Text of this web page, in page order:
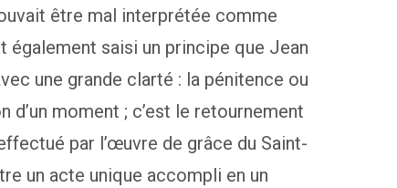
être mal interprétée comme
également saisi un principe que Jean
une grande clarté : la pénitence ou
d’un moment ; c’est le retournement
par l’œuvre de grâce du Saint-
un acte unique accompli en un